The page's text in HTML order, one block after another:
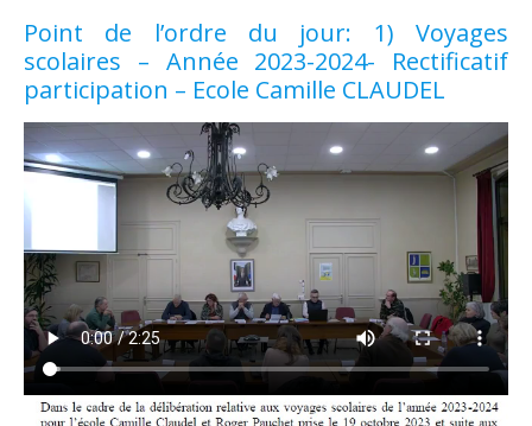
Point de l’ordre du jour: 1) Voyages
scolaires – Année 2023-2024- Rectificatif
participation – Ecole Camille CLAUDEL